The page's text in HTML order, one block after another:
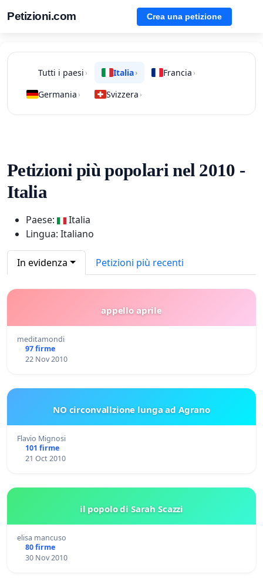
Petizioni.com Crea una petizione
Tutti i paesi › Italia› Francia ›
Germania › Svizzera ›
Petizioni più popolari nel 2010 -
Italia
Paese:
Italia
Lingua: Italiano
In evidenza Petizioni più recenti
appello aprile
meditamondi
97 firme
22 Nov 2010
NO circonvallzione lunga ad Agrano
Flavio Mignosi
101 firme
21 Oct 2010
il popolo di Sarah Scazzi
elisa mancuso
80 firme
30 Nov 2010